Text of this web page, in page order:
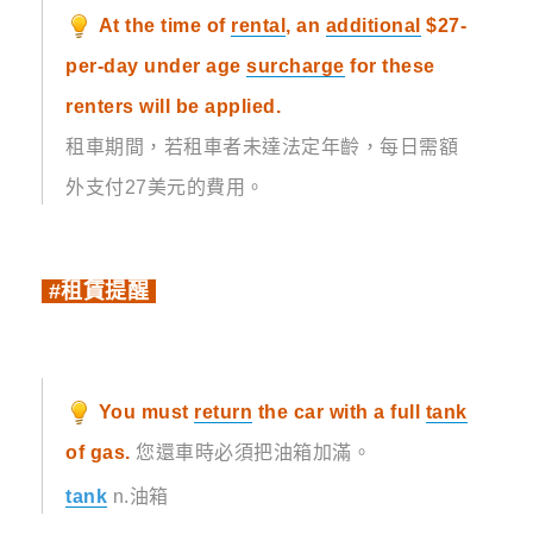
At the time of rental , an additional $27-
per-day under age surcharge for these
renters will be applied.
租車期間，若租車者未達法定年齡，每日需額
外支付27美元的費用。
#租賃提醒
You must return the car with a full tank
of gas. 您還車時必須把油箱加滿。
tank n.油箱